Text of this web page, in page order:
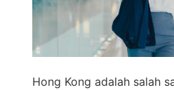
Hong Kong adalah salah